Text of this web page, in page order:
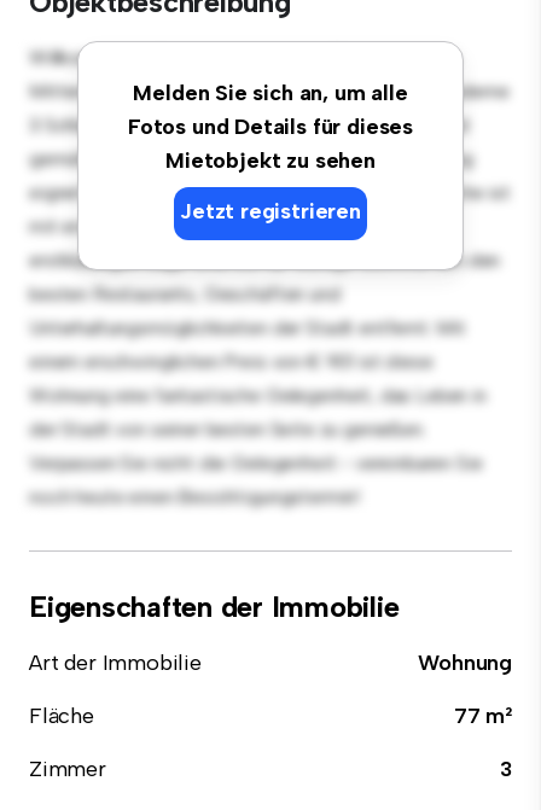
Melden Sie sich an, um alle
Fotos und Details für dieses
Mietobjekt zu sehen
Jetzt registrieren
Willkommen in Ihrem neuen urbanen Rückzugsort in
Mittermayrgutstrasse 23/6, 4470, Enns! Diese moderne
3 Schlafzimmer-Wohnung bietet einen stilvollen und
gemütlichen Lebensraum. Die offene Raumaufteilung
eignet sich perfekt für Gäste, und die elegante Küche ist
mit erstklassigen Geräten ausgestattet. Dank der
erstklassigen Lage sind Sie nur wenige Schritte von den
besten Restaurants, Geschäften und
Unterhaltungsmöglichkeiten der Stadt entfernt. Mit
einem erschwinglichen Preis von € 901 ist diese
Wohnung eine fantastische Gelegenheit, das Leben in
der Stadt von seiner besten Seite zu genießen.
Verpassen Sie nicht die Gelegenheit - vereinbaren Sie
noch heute einen Besichtigungstermin!
Eigenschaften der Immobilie
Art der Immobilie
Wohnung
Fläche
77 m²
Zimmer
3